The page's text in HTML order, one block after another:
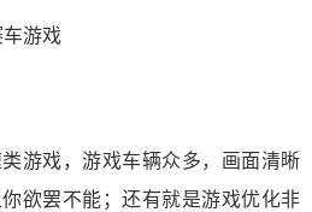
游戏，游戏车辆众多，画面清晰
欲罢不能；还有就是游戏优化非